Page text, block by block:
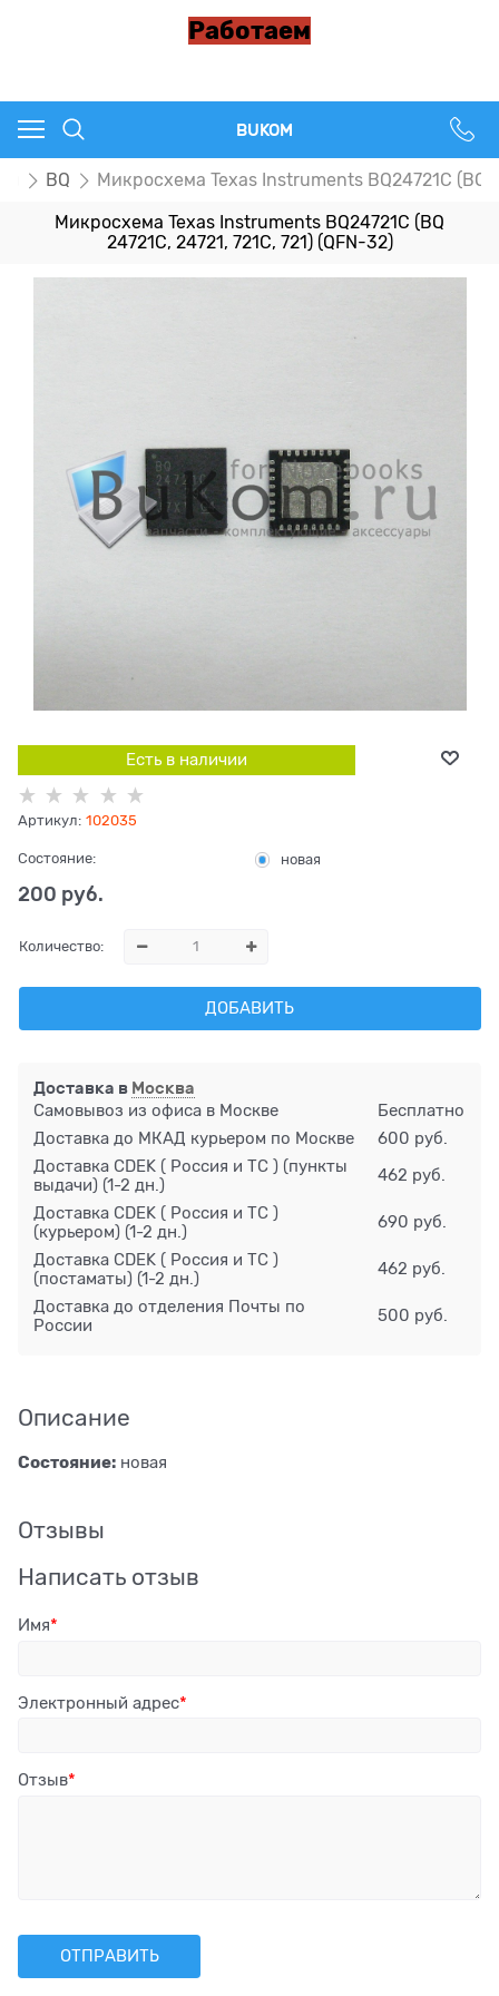
Работаем
BUKOM
BQ Микросхема Texas Instruments BQ24721C (BQ
Микросхема Texas Instruments BQ24721C (BQ
24721C, 24721, 721C, 721) (QFN-32)
Есть в наличии
Артикул: 102035
Состояние: новая
200 руб.
Количество:
ДОБАВИТЬ
Доставка в Москва
Самовывоз из офиса в Москве
Бесплатно
Доставка до МКАД курьером по Москве
600 руб.
Доставка CDEK ( Россия и ТС ) (пункты
выдачи) (1-2 дн.)
462 руб.
Доставка CDEK ( Россия и ТС )
(курьером) (1-2 дн.)
690 руб.
Доставка CDEK ( Россия и ТС )
(постаматы) (1-2 дн.)
462 руб.
Доставка до отделения Почты по
России
500 руб.
Описание
Состояние: новая
Отзывы
Написать отзыв
Имя
Электронный адрес
Отзыв